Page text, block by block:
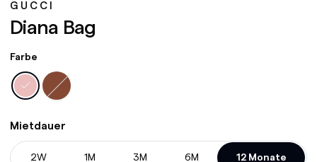
GUCCI
Diana Bag
Farbe
Mietdauer
2W 1M 3M 6M 12 Monate